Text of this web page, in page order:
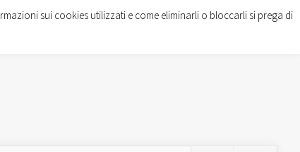
sui cookies utilizzati e come eliminarli o bloccarli si prega di